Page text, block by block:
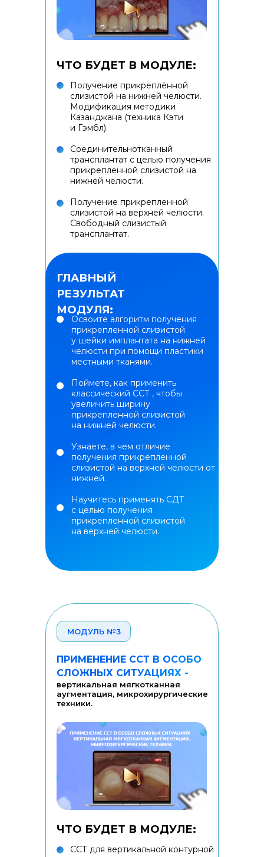
ГЛАВНЫЙ
РЕЗУЛЬТАТ
МОДУЛЯ:
Освоите алгоритм получения
прикрепленной слизистой
у шейки имплантата на нижней
челюсти при помощи пластики
местными тканями.
Поймете, как применить
классический CCТ , чтобы
увеличить ширину
прикрепленной слизистой
на нижней челюсти.
Узнаете, в чем отличие
получения прикрепленной
слизистой на верхней челюсти от
нижней.
Научитесь применять СДТ
с целью получения
прикрепленной слизистой
на верхней челюсти.
ЧТО БУДЕТ В МОДУЛЕ:
Получение прикреплённой
слизистой на нижней челюсти.
Модификация методики
Казанджана (техника Кэти
и Гэмбл).
Соединительнотканный
трансплантат с целью получения
прикрепленной слизистой на
нижней челюсти.
Получение прикрепленной
слизистой на верхней челюсти.
Свободный слизистый
трансплантат.
ЧТО БУДЕТ В МОДУЛЕ:
ССТ для вертикальной контурной
ПРИМЕНЕНИЕ ССТ В ОСОБО
СЛОЖНЫХ СИТУАЦИЯХ -
вертикальная мягкотканная
аугментация, микрохирургические
техники.
МОДУЛЬ №3